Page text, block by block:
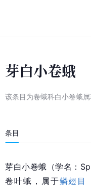
芽白小卷蛾
该条目为卷蛾科白小卷蛾
条目
芽白小卷蛾（学名：
卷叶蛾，属于鳞翅目